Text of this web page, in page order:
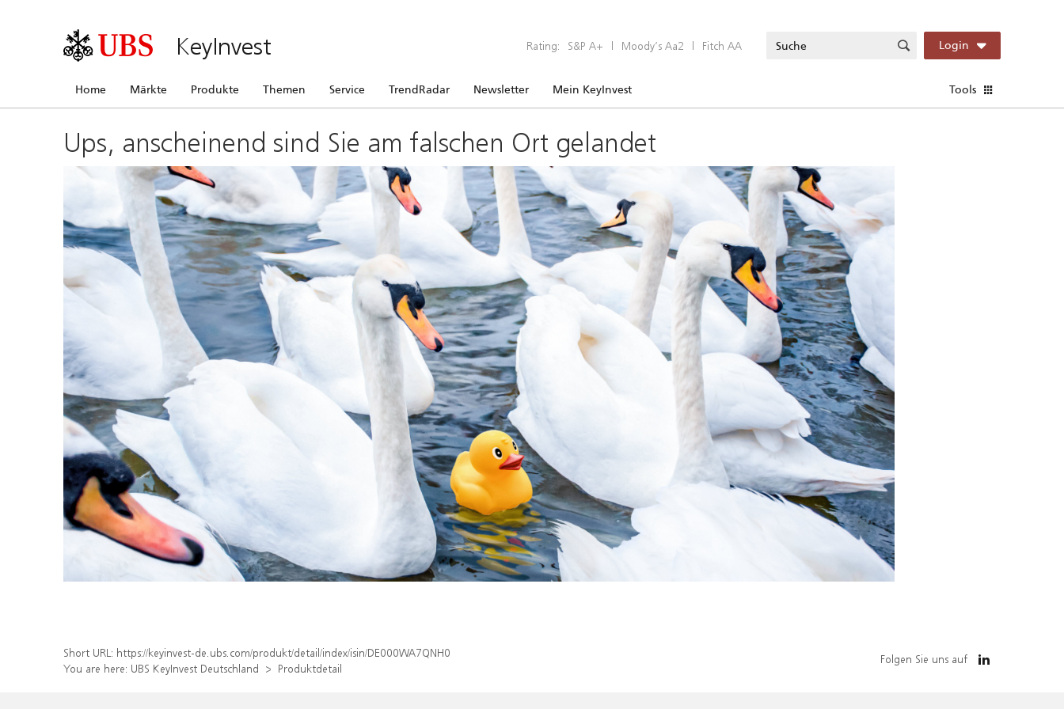
KeyInvest Rating: S&P A+ | Moody’s Aa2 | Fitch AA Login
Home Märkte Produkte Themen Service TrendRadar Newsletter Mein KeyInvest Tools
Ups, anscheinend sind Sie am falschen Ort gelandet
Short URL: https://keyinvest-de.ubs.com/produkt/detail/index/isin/DE000WA7QNH0
You are here: UBS KeyInvest Deutschland Produktdetail
Folgen Sie uns auf